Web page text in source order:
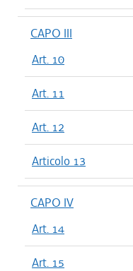
CAPO III
Art. 10
Art. 11
Art. 12
Articolo 13
CAPO IV
Art. 14
Art. 15